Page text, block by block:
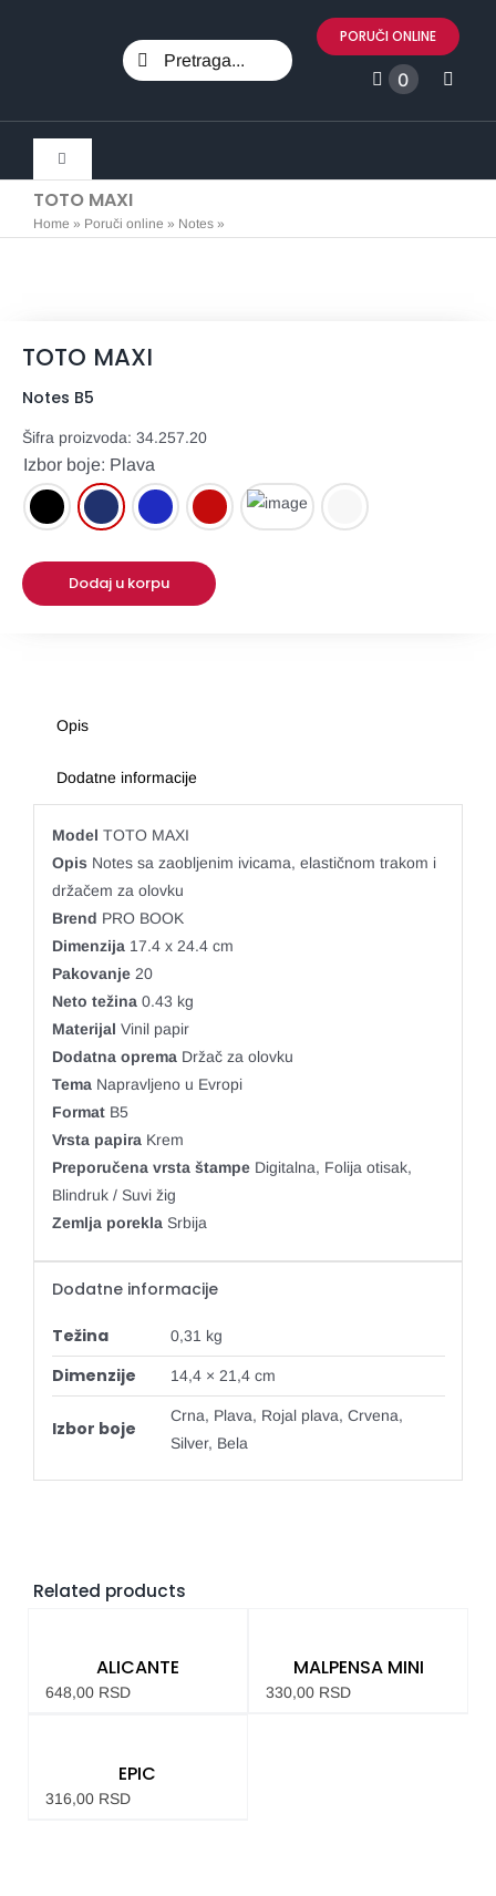
Search
for:
PORUČI ONLINE
0
Toggle
Navigation
Svi proizvodi
Promo materijali
Tekstil
Expo
Posteri i baneri
OPC
TOTO MAXI
Home » Poruči online » Notes »
TOTO MAXI
Notes B5
Šifra proizvoda: 34.257.20
Izbor boje: Plava
Dodaj u korpu
Opis
Dodatne informacije
Model TOTO MAXI
OpisNotes sa zaobljenim ivicama, elastičnom trakom i
držačem za olovku
Brend PRO BOOK
Dimenzija17.4 x 24.4 cm
Pakovanje20
Neto težina0.43 kg
Materijal Vinil papir
Dodatna opremaDržač za olovku
TemaNapravljeno u Evropi
FormatB5
Vrsta papiraKrem
Preporučena vrsta štampeDigitalna, Folija otisak,
Blindruk / Suvi žig
Zemlja poreklaSrbija
Dodatne informacije
Težina 0,31 kg
Dimenzije 14,4 × 21,4 cm
Izbor boje
Crna, Plava, Rojal plava, Crvena,
Silver, Bela
Related products
ALICANTE
648,00 RSD
MALPENSA MINI
330,00 RSD
EPIC
316,00 RSD